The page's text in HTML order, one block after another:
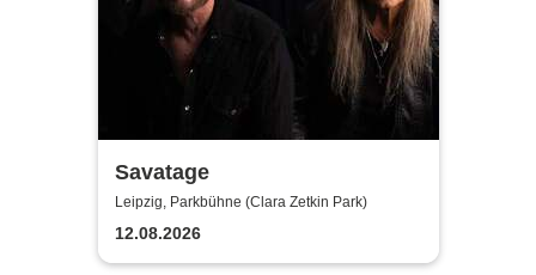
Savatage
Leipzig, Parkbühne (Clara Zetkin Park)
12.08.2026